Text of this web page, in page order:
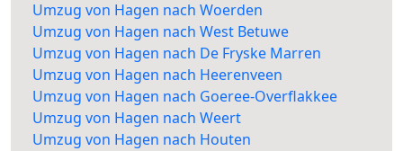
Umzug von Hagen nach Woerden
Umzug von Hagen nach West Betuwe
Umzug von Hagen nach De Fryske Marren
Umzug von Hagen nach Heerenveen
Umzug von Hagen nach Goeree-Overflakkee
Umzug von Hagen nach Weert
Umzug von Hagen nach Houten